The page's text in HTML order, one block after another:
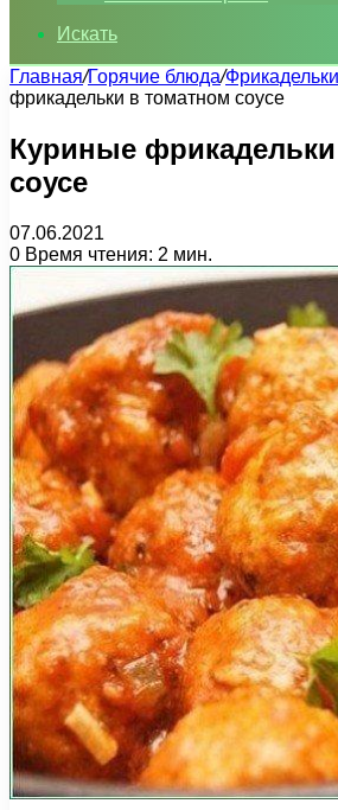
Искать
Главная/Горячие блюда/Фрикадельки
фрикадельки в томатном соусе
Куриные
соусе
07.06.2021
0 Время чтения: 2 мин.